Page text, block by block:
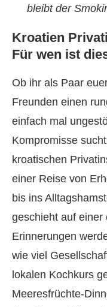
bleibt der
Kroatien
Für wen ist
Ob ihr als Paar
Freunden einen
einfach mal
Kompromisse
kroatischen
einer Reise von
bis ins
geschieht auf einer
Erinnerungen
wie viel
lokalen Kochkurs
Meeresfrüchte-